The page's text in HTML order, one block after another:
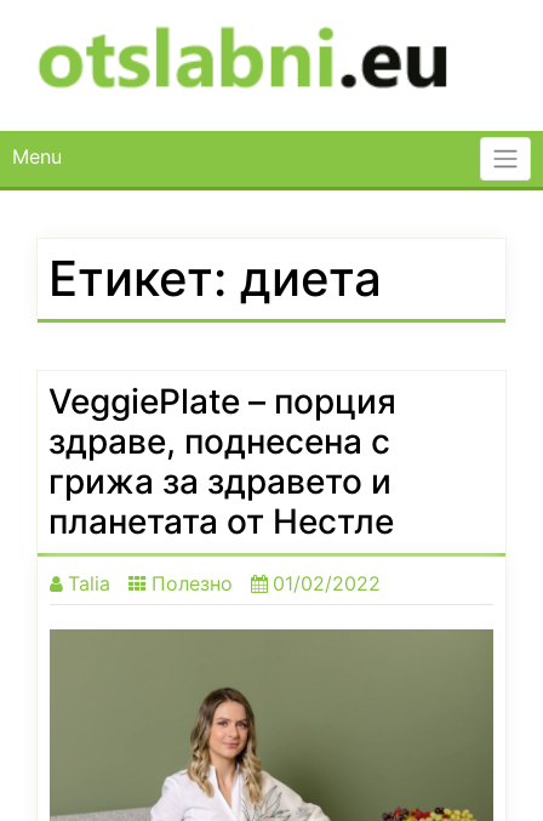
content
Menu
Етикет: диета
VeggiePlate – порция
здраве, поднесена с
грижа за здравето и
планетата от Нестле
Talia Полезно 01/02/2022